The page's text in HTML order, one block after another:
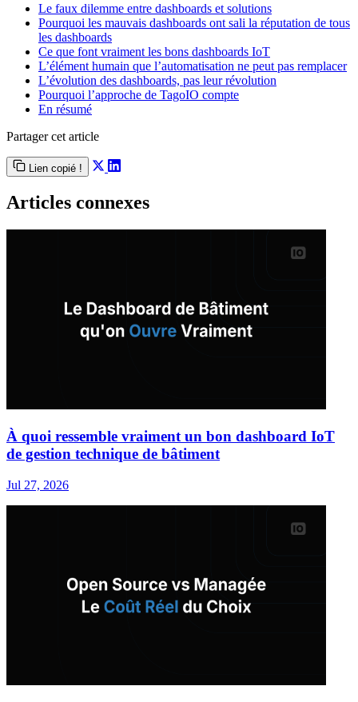
Le faux dilemme entre dashboards et solutions
Pourquoi les mauvais dashboards ont sali la réputation de tous
les dashboards
Ce que font vraiment les bons dashboards IoT
L’élément humain que l’automatisation ne peut pas remplacer
L’évolution des dashboards, pas leur révolution
Pourquoi l’approche de TagoIO compte
En résumé
Partager cet article
Lien copié !
Articles connexes
À quoi ressemble vraiment un bon dashboard IoT
de gestion technique de bâtiment
Jul 27, 2026